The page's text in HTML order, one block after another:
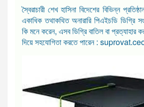
স্বৈরাচারী শেখ হাসিনা বিদেশের বিভিন্ন
একাধিক তথাকথিত অনারারি পিএইচডি ডিগ্রি
কি মনে করেন, এসব ডিগ্রি বাতিল বা
দিয়ে সহযোগিতা করতে পারেন :